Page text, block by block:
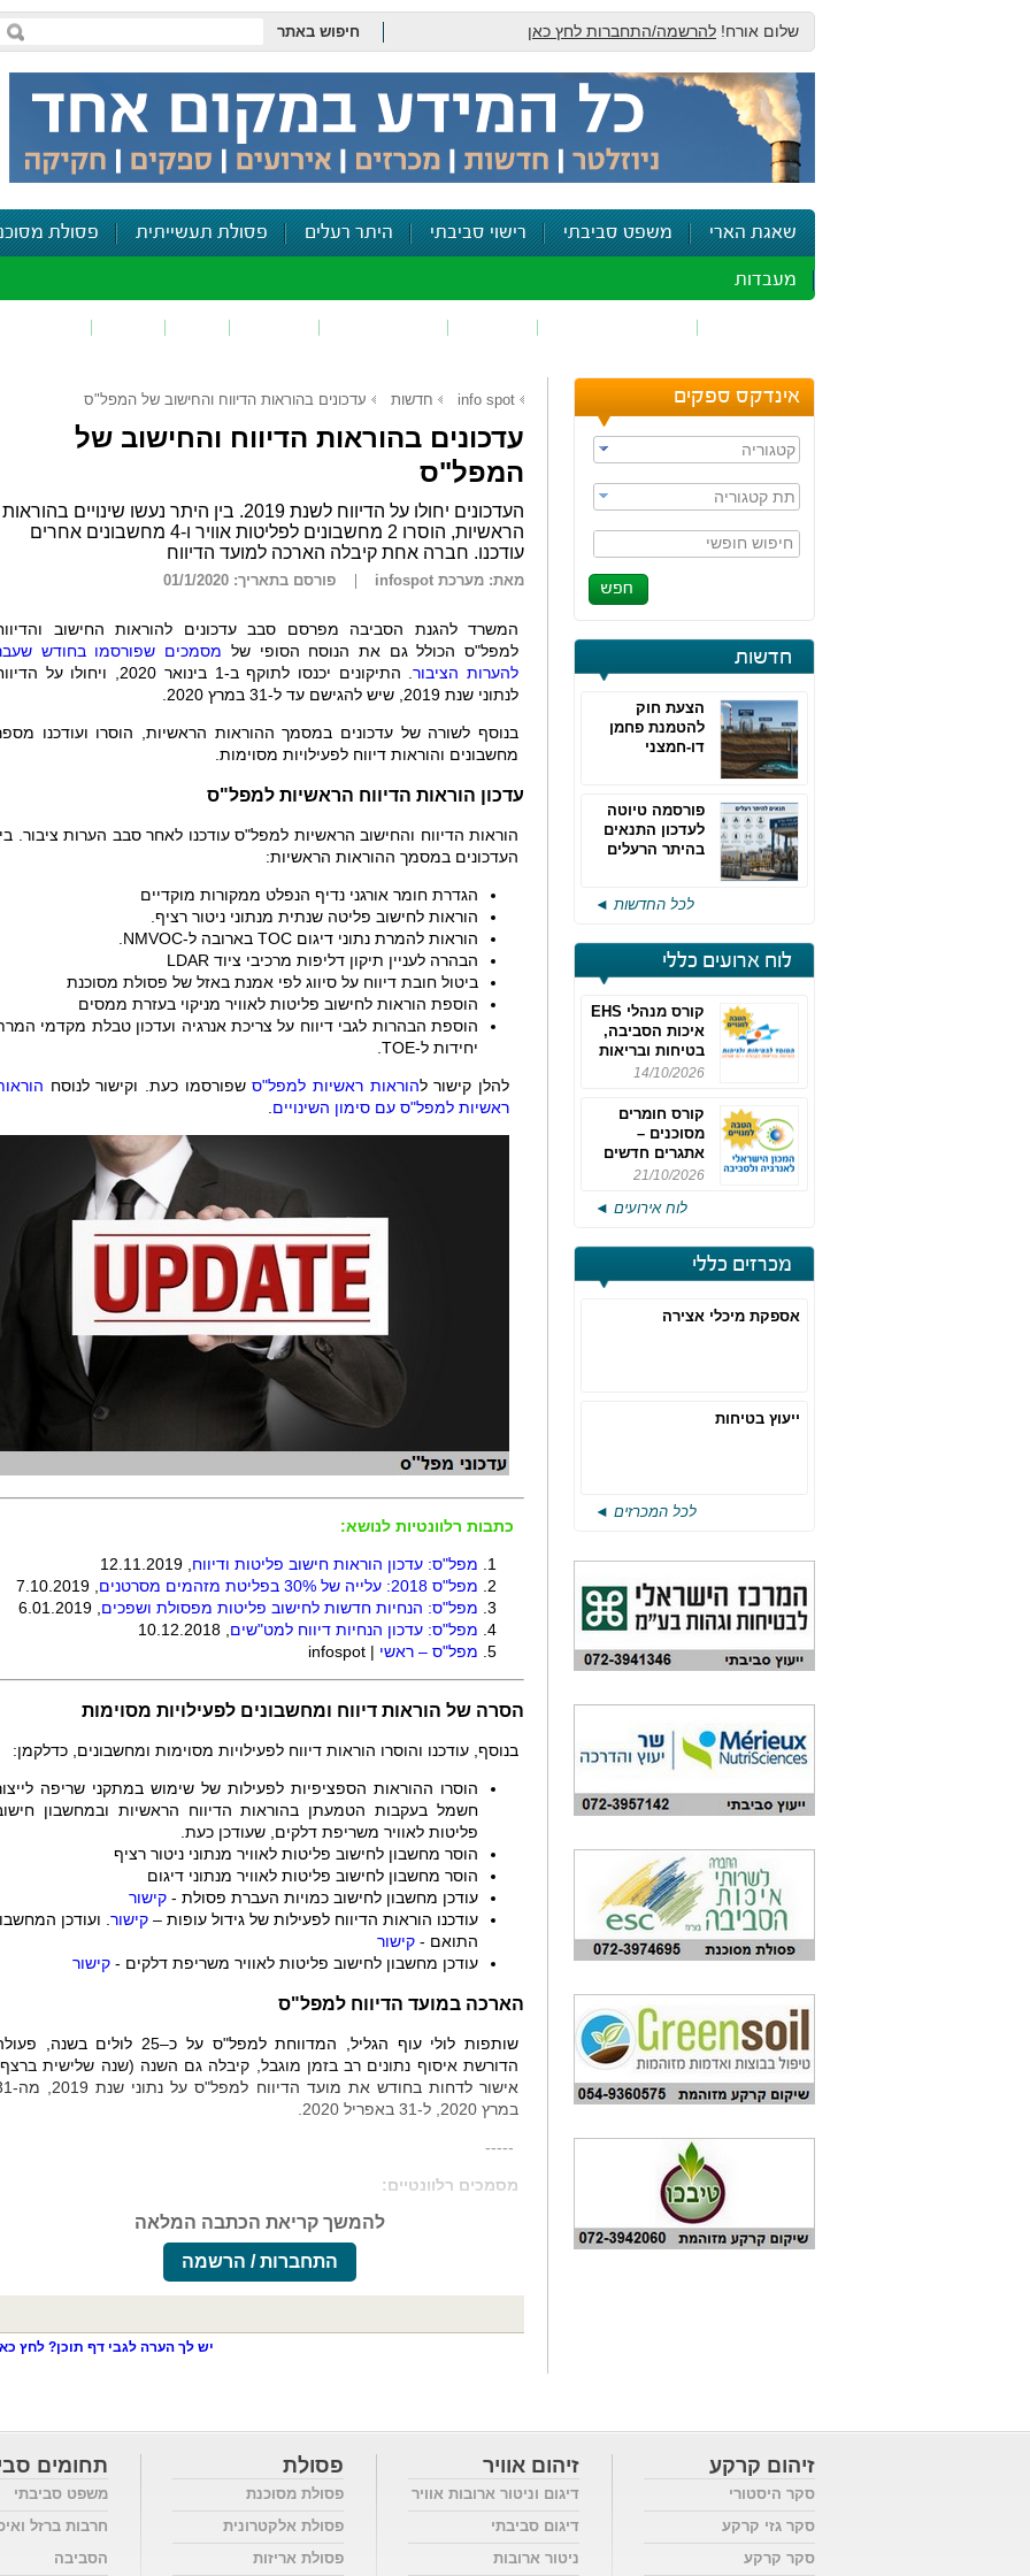
שלום אורח! להרשמה/התחברות לחץ כאן חיפוש באתר
שאגת הארי משפט סביבתי רישוי סביבתי היתר רעלים פסולת תעשייתית פסולת
מעבדות
אינדקס ספקים
קטגוריה
תת קטגוריה
חיפוש חופשי
חדשות
הצעת חוק
להטמנת פחמן
דו-חמצני
פורסמה טיוטה
לעדכון התנאים
בהיתר הרעלים
לכל החדשות ◄
לוח ארועים כללי
קורס מנהלי EHS
איכות הסביבה,
בטיחות ובריאות
תעסוקתית
14/10/2026
קורס חומרים
מסוכנים –
אתגרים חדשים
והערכות לחוק
מחזור 4
21/10/2026
לוח אירועים ◄
מכרזים כללי
אספקת מיכלי אצירה
ייעוץ בטיחות
לכל המכרזים ◄
info spot חדשות עדכונים בהוראות הדיווח והחישוב של המפל"ס
עדכונים בהוראות הדיווח והחישוב של
המפל"ס
העדכונים יחולו על הדיווח לשנת 2019. בין היתר נעשו שינויים בהוראות
הראשיות, הוסרו 2 מחשבונים לפליטות אוויר ו-4 מחשבונים אחרים
עודכנו. חברה אחת קיבלה הארכה למועד הדיווח
מאת: מערכת infospot פורסם בתאריך: 01/1/2020
המשרד להגנת הסביבה מפרסם סבב עדכונים להוראות החישוב
למפל"ס הכולל גם את הנוסח הסופי של מסמכים שפורסמו בחודש
להערות הציבור
. התיקונים יכנסו לתוקף ב-1 בינואר 2020, ויחולו על
לנתוני שנת 2019, שיש להגישם עד ל-31 במרץ 2020.
בנוסף לשורה של עדכונים במסמך ההוראות הראשיות, הוסרו ועודכנו
מחשבונים והוראות דיווח לפעילויות מסוימות.
עדכון הוראות הדיווח הראשיות למפל"ס
הוראות הדיווח והחישוב הראשיות למפל"ס עודכנו לאחר סבב הערות ציבור.
העדכונים במסמך ההוראות הראשיות:
הגדרת חומר אורגני נדיף הנפלט ממקורות מוקדיים
הוראות לחישוב פליטה שנתית מנתוני ניטור רציף.
הוראות להמרת נתוני דיגום TOC בארובה ל-NMVOC
הבהרה לעניין תיקון דליפות מרכיבי ציוד LDAR
ביטול חובת דיווח על סיווג לפי אמנת באזל של פסולת מסוכנת
הוספת הוראות לחישוב פליטות לאוויר מניקוי בעזרת ממסים
הוספת הבהרות לגבי דיווח על צריכת אנרגיה ועדכון טבלת מקדמי
יחידות ל-TOE
להלן קישור להוראות ראשיות למפל"סשפורסמו כעת. וקישור לנוסח
ראשיות למפל"ס עם סימון השינויים
כתבות רלוונטיות לנושא:
מפל"ס: עדכון הוראות חישוב פליטות ודיווח
מפל"ס 2018: עלייה של 30% בפליטת מזהמים מסרטנים
מפל"ס: הנחיות חדשות לחישוב פליטות מפסולת ושפכים
מפל"ס: עדכון הנחיות דיווח למט"שים
מפל"ס – ראשי |
infospot
הסרה של הוראות דיווח ומחשבונים לפעילויות מסוימות
בנוסף, עודכנו והוסרו הוראות דיווח לפעילויות מסוימות ומחשבונים, כדלקמן:
הוסרו ההוראות הספציפיות לפעילות של שימוש במתקני שריפה
חשמל בעקבות הטמעתן בהוראות הדיווח הראשיות ובמחשבון
פליטות לאוויר משריפת דלקים, שעודכן כעת.
הוסר מחשבון לחישוב פליטות לאוויר מנתוני ניטור רציף
הוסר מחשבון לחישוב פליטות לאוויר מנתוני דיגום
עודכן מחשבון לחישוב כמויות העברת פסולת - קישור
עודכנו הוראות הדיווח לפעילות של גידול עופות – קישור . ועודכן
התואם - קישור
עודכן מחשבון לחישוב פליטות לאוויר משריפת דלקים - קישור
הארכה במועד הדיווח למפל"ס
שותפות לולי עוף הגליל, המדווחת למפל"ס על כ–25 לולים בשנה,
הדורשת איסוף נתונים רב בזמן מוגבל, קיבלה גם השנה (שנה שלישית
אישור לדחות בחודש את מועד
במרץ 2020, ל-31 באפריל 2020.
-----
מסמכים רלוונטיים:
להמשך קריאת הכתבה המלאה
התחברות / הרשמה
יש לך הערה לגבי דף תוכן? לחץ
זיהום קרקע
סקר היסטורי
סקר גזי קרקע
סקר קרקע
זיהום אוויר
דיגום וניטור ארובות אוויר
דיגום סביבתי
ניטור ארובות
פסולת
פסולת מסוכנת
פסולת אלקטרונית
פסולת אריזות
תחומים
משפט סביבתי
חרבות ברזל
הסביבה